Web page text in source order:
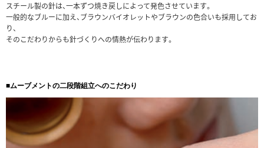
スチール製の針は、一本ずつ焼き戻しによって発色させています。
一般的なブルーに加え、ブラウンバイオレットやブラウンの色合いも採用してお
り、
そのこだわりからも針づくりへの情熱が伝わります。
■ムーブメントの二段階組立へのこだわり